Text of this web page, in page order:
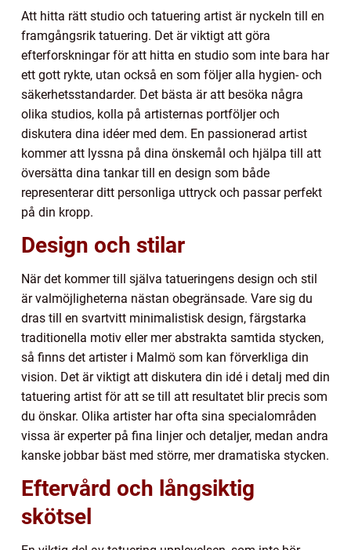
Att hitta rätt studio och tatuering artist är nyckeln till en
framgångsrik tatuering. Det är viktigt att göra
efterforskningar för att hitta en studio som inte bara har
ett gott rykte, utan också en som följer alla hygien- och
säkerhetsstandarder. Det bästa är att besöka några
olika studios, kolla på artisternas portföljer och
diskutera dina idéer med dem. En passionerad artist
kommer att lyssna på dina önskemål och hjälpa till att
översätta dina tankar till en design som både
representerar ditt personliga uttryck och passar perfekt
på din kropp.
Design och stilar
När det kommer till själva tatueringens design och stil
är valmöjligheterna nästan obegränsade. Vare sig du
dras till en svartvitt minimalistisk design, färgstarka
traditionella motiv eller mer abstrakta samtida stycken,
så finns det artister i Malmö som kan förverkliga din
vision. Det är viktigt att diskutera din idé i detalj med din
tatuering artist för att se till att resultatet blir precis som
du önskar. Olika artister har ofta sina specialområden
vissa är experter på fina linjer och detaljer, medan andra
kanske jobbar bäst med större, mer dramatiska stycken.
Eftervård och långsiktig
skötsel